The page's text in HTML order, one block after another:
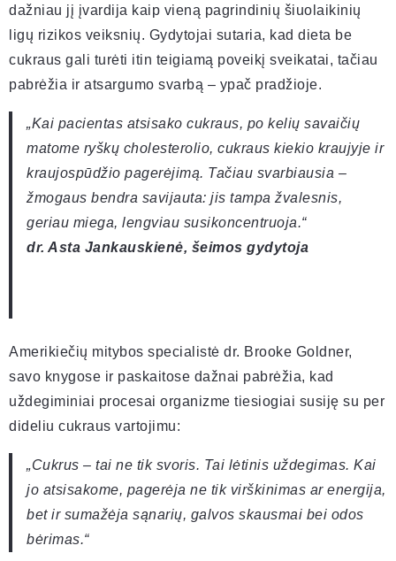
dažniau jį įvardija kaip vieną pagrindinių šiuolaikinių
ligų rizikos veiksnių. Gydytojai sutaria, kad dieta be
cukraus gali turėti itin teigiamą poveikį sveikatai, tačiau
pabrėžia ir atsargumo svarbą – ypač pradžioje.
„Kai pacientas atsisako cukraus, po kelių savaičių
matome ryškų cholesterolio, cukraus kiekio kraujyje ir
kraujospūdžio pagerėjimą. Tačiau svarbiausia –
žmogaus bendra savijauta: jis tampa žvalesnis,
geriau miega, lengviau susikoncentruoja.“
dr. Asta Jankauskienė, šeimos gydytoja
Amerikiečių mitybos specialistė dr. Brooke Goldner,
savo knygose ir paskaitose dažnai pabrėžia, kad
uždegiminiai procesai organizme tiesiogiai susiję su per
dideliu cukraus vartojimu:
„Cukrus – tai ne tik svoris. Tai lėtinis uždegimas. Kai
jo atsisakome, pagerėja ne tik virškinimas ar energija,
bet ir sumažėja sąnarių, galvos skausmai bei odos
bėrimas.“